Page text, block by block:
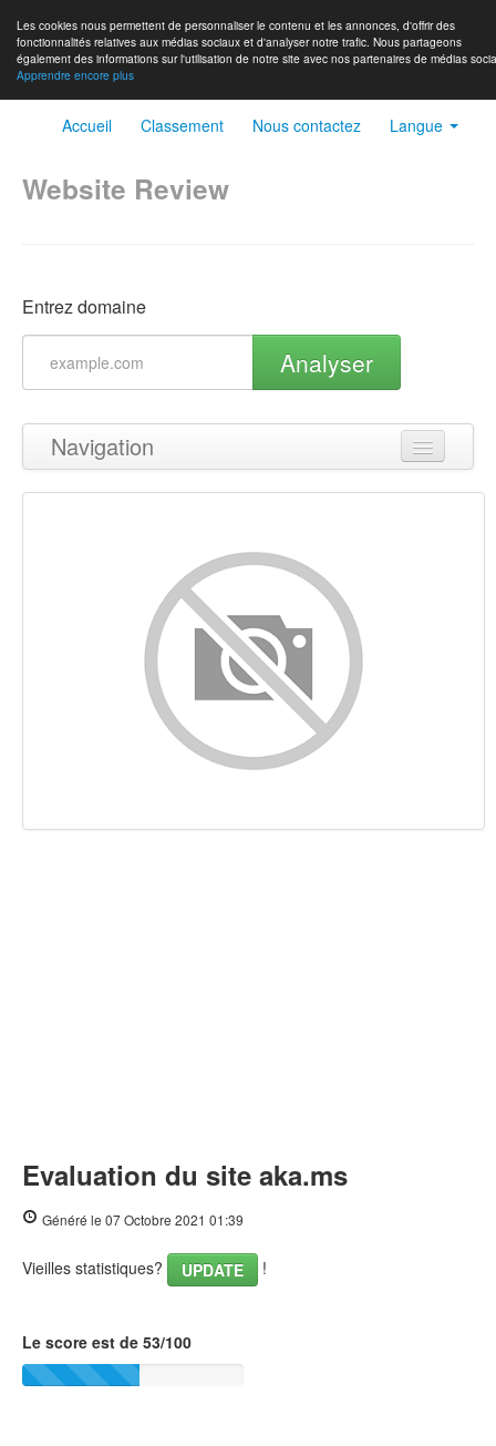
Les cookies nous permettent de personnaliser le contenu et les annonces, d'offrir des
fonctionnalités relatives aux médias sociaux et d'analyser notre trafic. Nous partageons
également des informations sur l'utilisation de notre site avec nos partenaires de médias
Apprendre encore plus
Accueil Classement Nous contactez Langue
Website Review
Entrez domaine
Analyser
Navigation
Haut de page
Mots-clefs
Ergonomie
Document
Evaluation du site aka.ms
Généré le 07 Octobre 2021 01:39
Vieilles statistiques? UPDATE !
Le score est de 53/100